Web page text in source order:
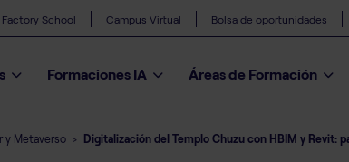
Formaciones IA Áreas de Formación
School Campus Virtual Bolsa de oportunidades
y Metaverso > Digitalización del Templo Chuzu con HBIM y Revit: